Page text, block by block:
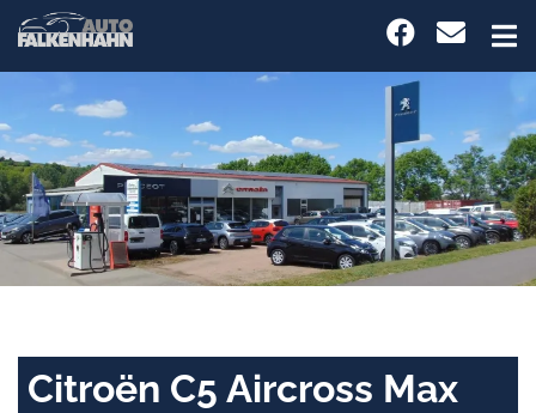
Citroën C5 Aircross Max